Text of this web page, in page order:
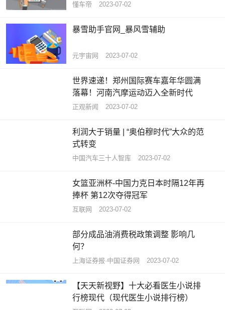
懂车帝 2023-07-02
暴雪助手官网_暴风雪辅助
元宇宙网 2023-07-02
世界速递！郑州国际赛车嘉年华圆满
落幕！河南汽摩运动迈入全新时代
正观新闻 2023-07-02
利润大于销量 | “奥伯穆时代”大众的范
式转变
中国汽车三十人智库 2023-07-02
女篮亚洲杯-中国力克日本时隔12年再
捧杯 第12次夺得冠军
互联网 2023-07-02
部分成品油消费税政策调整 影响几
何？
上海证券报·中国证券网 2023-07-02
【天天新视野】十大必看医生小说排
行榜现代（现代医生小说排行榜）